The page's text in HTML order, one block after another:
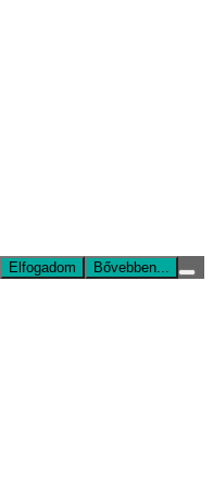
Elfogadom Bővebben...